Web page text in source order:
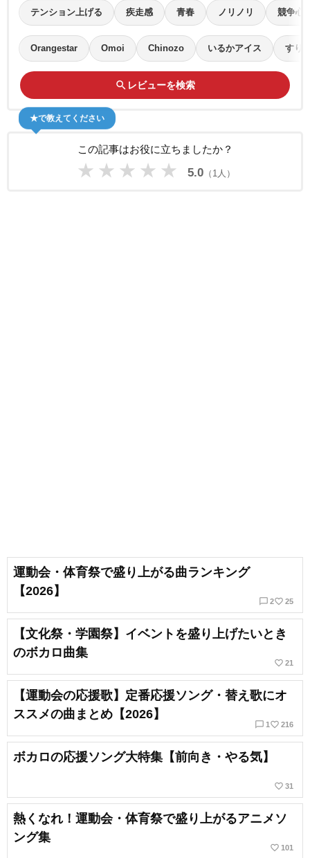
テンション上げる 疾走感 青春 ノリノリ 競争心
Orangestar Omoi Chinozo いるかアイス すり
search レビューを検索
この記事はお役に立ちましたか？
★ ★ ★ ★ ★ 5.0（1人）
★で教えてください
運動会・体育祭で盛り上がる曲ランキング
【2026】
chat_bubble_outline 2favorite_border 25
【文化祭・学園祭】イベントを盛り上げたいとき
のボカロ曲集
favorite_border 21
【運動会の応援歌】定番応援ソング・替え歌にオ
ススメの曲まとめ【2026】
chat_bubble_outline 1 favorite_border 216
ボカロの応援ソング大特集【前向き・やる気】
favorite_border 31
熱くなれ！運動会・体育祭で盛り上がるアニメソ
ング集
favorite_border 101